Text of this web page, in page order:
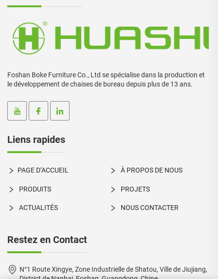
Foshan Boke Furniture Co., Ltd se spécialise dans la production et
le développement de chaises de bureau depuis plus de 13 ans.
Liens rapides
PAGE D’ACCUEIL À PROPOS DE NOUS
PRODUITS PROJETS
ACTUALITÉS NOUS CONTACTER
Restez en Contact
N°1 Route Xingye, Zone Industrielle de Shatou, Ville de Jiujiang,